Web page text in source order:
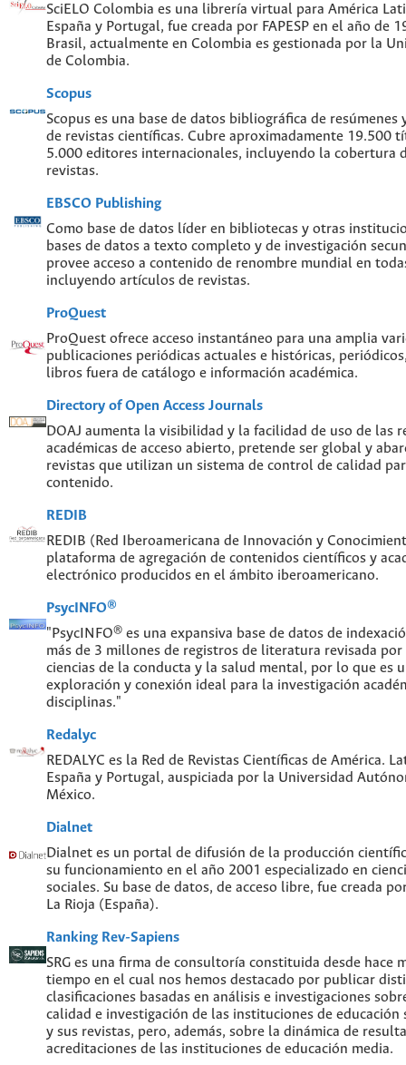
SciELO Colombia es una librería virtual para América
España y Portugal, fue creada por FAPESP en el año de
Brasil, actualmente en Colombia es gestionada por la
de Colombia.
Scopus
Scopus es una base de datos bibliográfica de
de revistas científicas. Cubre aproximadamente 19.500
5.000 editores internacionales, incluyendo la cobertura
revistas.
EBSCO Publishing
Como base de datos líder en bibliotecas y otras
bases de datos a texto completo y de investigación
provee acceso a contenido de renombre mundial en
incluyendo artículos de revistas.
ProQuest
ProQuest ofrece acceso instantáneo para una amplia
publicaciones periódicas actuales e históricas,
libros fuera de catálogo e información académica.
Directory of Open Access Journals
DOAJ aumenta la visibilidad y la facilidad de uso de las
académicas de acceso abierto, pretende ser global y
revistas que utilizan un sistema de control de calidad
contenido.
REDIB
REDIB (Red Iberoamericana de Innovación y
plataforma de agregación de contenidos científicos y
electrónico producidos en el ámbito iberoamericano.
PsycINFO®
"PsycINFO® es una expansiva base de datos de
más de 3 millones de registros de literatura revisada por
ciencias de la conducta y la salud mental, por lo que es
exploración y conexión ideal para la investigación
disciplinas."
Redalyc
REDALYC es la Red de Revistas Científicas de América.
España y Portugal, auspiciada por la Universidad
México.
Dialnet
Dialnet es un portal de difusión de la producción
su funcionamiento en el año 2001 especializado en
sociales. Su base de datos, de acceso libre, fue creada
La Rioja (España).
Ranking Rev-Sapiens
SRG es una firma de consultoría constituida desde hace
tiempo en el cual nos hemos destacado por publicar
clasificaciones basadas en análisis e investigaciones
calidad e investigación de las instituciones de educación
y sus revistas, pero, además, sobre la dinámica de
acreditaciones de las instituciones de educación media.